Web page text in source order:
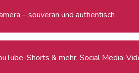
– souverän und authentisch
Shorts & mehr: Social Media-